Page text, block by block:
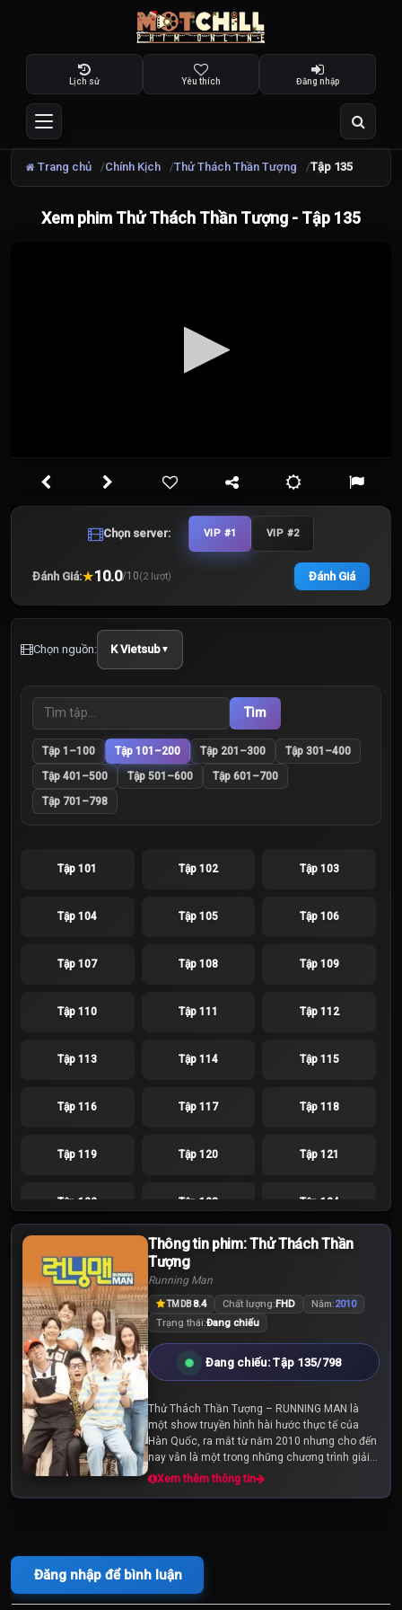
Lịch sử Yêu thích Đăng nhập
Trang chủ Chính Kịch Thử Thách Thần Tượng Tập 135
Xem phim Thử Thách Thần Tượng - Tập 135
Chọn server: VIP #1 VIP #2
Đánh Giá:★10.0/10(2 lượt) Đánh Giá
Chọn nguồn: K Vietsub▼
Tìm
Tập 1–100 Tập 101–200 Tập 201–300
Tập 301–400
Tập 401–500
Tập 501–600
Tập 601–700
Tập 701–798
Tập 101 Tập 102 Tập 103
Tập 104 Tập 105 Tập 106
Tập 107 Tập 108 Tập 109
Tập 110 Tập 111 Tập 112
Tập 113 Tập 114 Tập 115
Tập 116 Tập 117 Tập 118
Tập 119 Tập 120 Tập 121
Tập 122 Tập 123 Tập 124
Tập 126 Tập 127
Tập 128 Tập 129 Tập 130
Tập 131 Tập 132 Tập 133
Tập 134
Tập 137 Tập 138 Tập 139
Tập 146 Tập 147
Thông tin phim: Thử Thách Thần
Tượng
Running Man
TMDB8.4 Chất lượng:FHD Năm:2010
Trạng thái:Đang chiếu
Đang chiếu: Tập 135/798
Thử Thách Thần Tượng – RUNNING MAN là
một show truyền hình hài hước thực tế của
Hàn Quốc, ra mắt từ năm 2010 nhưng cho đến
nay vẫn là một trong những chương trình giải
trí được yêu thích nhất tại xứ sở kim chi. Với
RUNNING MAN, đảm...
Xem thêm thông tin
Đăng nhập để bình luận